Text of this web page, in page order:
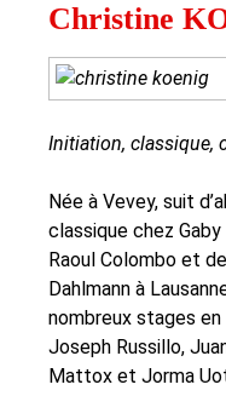
Christine
Initiation, classique,
Née à Vevey, suit
classique chez
Raoul Colombo et
Dahlmann à
nombreux stages
Joseph Russillo,
Mattox et Jorma